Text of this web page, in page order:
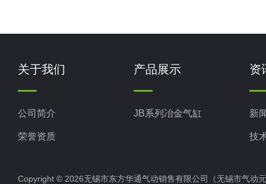
关于我们
公司简介
荣誉资质
产品展示
JB系列冶金气缸
资
新
技
Copyright © 2026无锡市东方华通气动销售有限公司（无锡市气